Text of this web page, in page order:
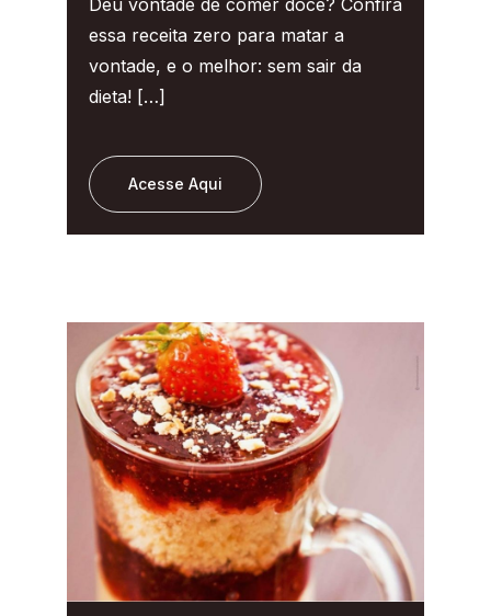
Deu vontade de comer doce? Confira
essa receita zero para matar a
vontade, e o melhor: sem sair da
dieta! […]
Acesse Aqui